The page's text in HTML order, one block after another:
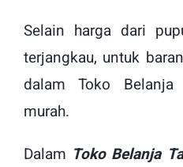
Selain harga dari
terjangkau, untuk
dalam Toko
murah.
Dalam Toko Belanja